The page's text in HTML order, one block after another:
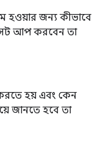
হওয়ার জন্য কীভাবে
আপ করবেন তা
হয় এবং কেন
জানতে হবে তা